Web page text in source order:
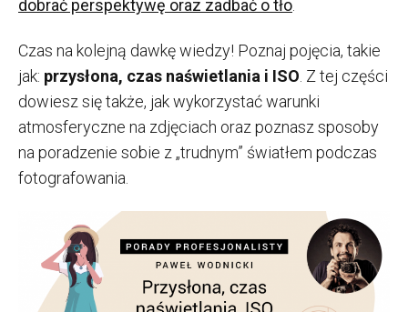
dobrać perspektywę oraz zadbać o tło
Czas na kolejną dawkę wiedzy! Poznaj pojęcia, takie
jak: przysłona, czas naświetlania i ISO . Z tej części
dowiesz się także, jak wykorzystać warunki
atmosferyczne na zdjęciach oraz poznasz sposoby
na poradzenie sobie z „trudnym” światłem podczas
fotografowania.